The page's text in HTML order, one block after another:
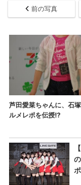
前の写真